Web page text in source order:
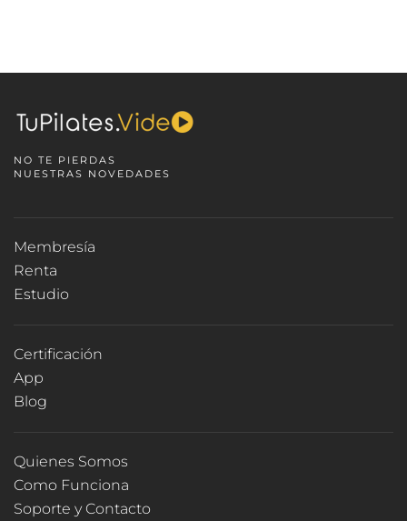
NO TE PIERDAS
NUESTRAS NOVEDADES
Membresía
Renta
Estudio
Certificación
App
Blog
Quienes Somos
Como Funciona
Soporte y Contacto